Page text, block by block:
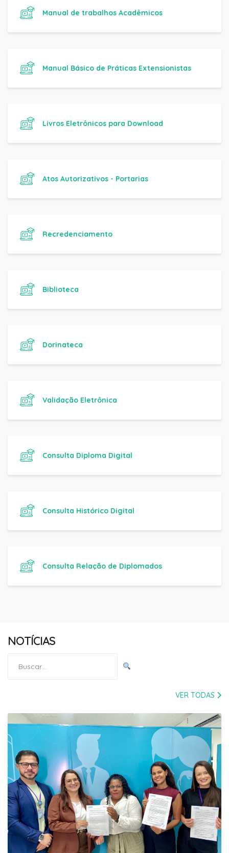
Manual de trabalhos Acadêmicos
Manual Básico de Práticas Extensionistas
Livros Eletrônicos para Download
Atos Autorizativos - Portarias
Recredenciamento
Biblioteca
Dorinateca
Validação Eletrônica
Consulta Diploma Digital
Consulta Histórico Digital
Consulta Relação de Diplomados
NOTÍCIAS
por:
VER TODAS